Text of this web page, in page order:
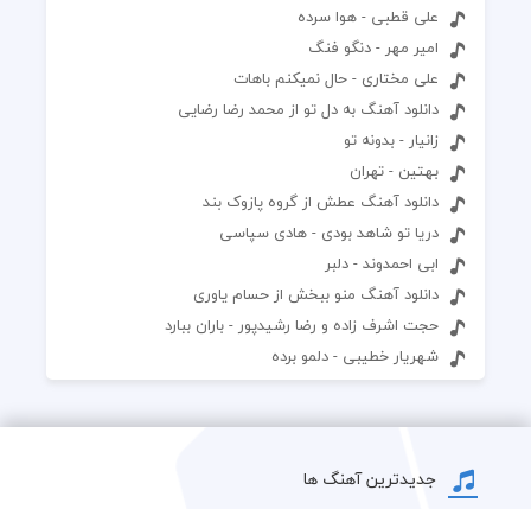
علی قطبی - هوا سرده
امیر مهر - دنگو فنگ
علی مختاری - حال نمیکنم باهات
دانلود آهنگ به دل تو از محمد رضا رضایی
زانیار - بدونه تو
بهتین - تهران
دانلود آهنگ عطش از گروه پازوک بند
دریا تو شاهد بودی - هادی سپاسی
ابی احمدوند - دلبر
دانلود آهنگ منو ببخش از حسام یاوری
حجت اشرف زاده و رضا رشیدپور - باران ببارد
شهریار خطیبی - دلمو برده
جدیدترین آهنگ ها